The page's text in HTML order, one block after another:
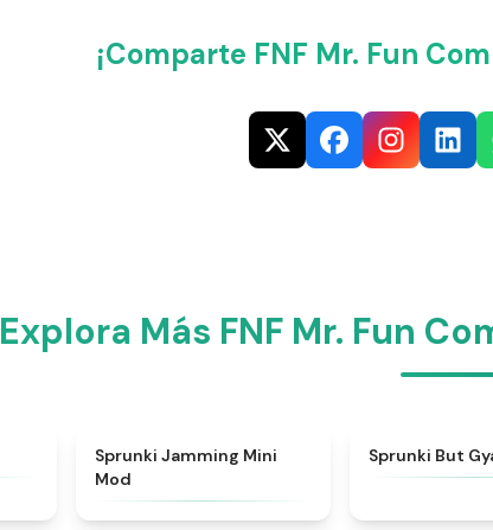
¡Comparte FNF Mr. Fun
Explora Más FNF Mr. Fun
★
Sprunki Jamming Mini
Mod
Sprunki But